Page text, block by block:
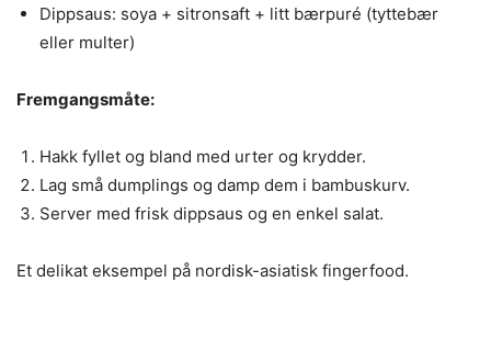
Dippsaus: soya + sitronsaft + litt bærpuré (tyttebær
eller multer)
Fremgangsmåte:
Hakk fyllet og bland med urter og krydder.
Lag små dumplings og damp dem i bambuskurv.
Server med frisk dippsaus og en enkel salat.
Et delikat eksempel på nordisk-asiatisk fingerfood.